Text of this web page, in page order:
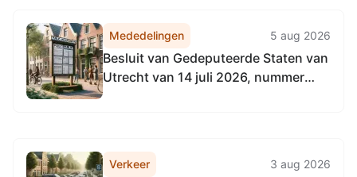
Mededelingen 5 aug 2026
Besluit van Gedeputeerde Staten van
Utrecht van 14 juli 2026, nummer
Verkeer 3 aug 2026